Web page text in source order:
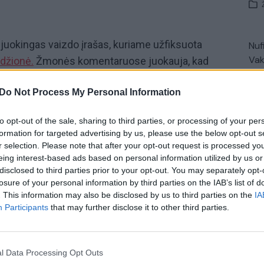
Do Not Process My Personal Information
opt-out of the sale, sharing to third parties, or processing of your
for targeted advertising by us, please use the below opt-out
selection. Please note that after your opt-out request is processed
interest-based ads based on personal information utilized by us
to third parties prior to your opt-out. You may separately
of your personal information by third parties on the IAB’s list of
This information may also be disclosed by us to third parties on the
Participants that may further disclose it to other third parties.
Data Processing Opt Outs
vaizdo įrašas, kuriame užfiksuota
Žmonės komentaruose juokauja, kad
įrašas susilaukė beveik 3 tūkstančių
juokingas video tik Lrytas.TV
Visi įrašai